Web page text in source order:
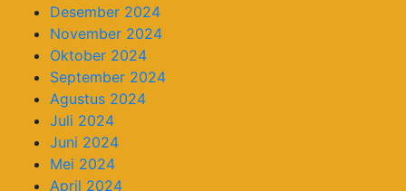
Desember 2024
November 2024
Oktober 2024
September 2024
Agustus 2024
Juli 2024
Juni 2024
Mei 2024
April 2024